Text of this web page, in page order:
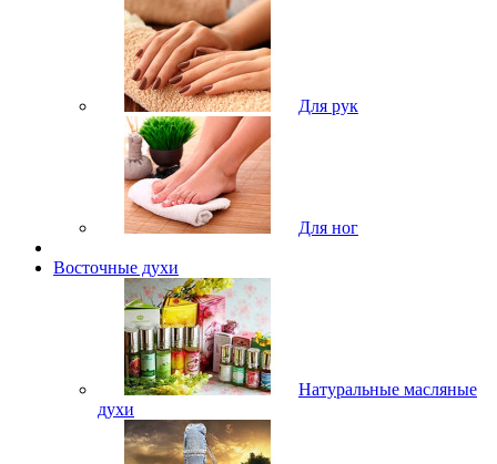
Для рук
Для ног
Восточные духи
Натуральные масляные
духи